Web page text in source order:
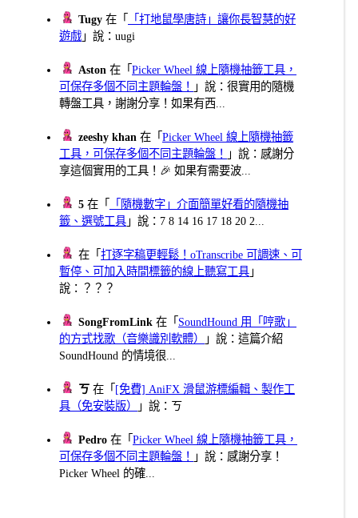
Tugy 在「
「打地鼠學唐詩」讓你長智慧的好
遊戲 」說：uugi
Aston 在「Picker Wheel 線上隨機抽籤工具，
可保存多個不同主題輪盤！
」說：很實用的隨機
轉盤工具，謝謝分享！如果有西...
zeeshy khan 在「Picker Wheel 線上隨機抽籤
工具，可保存多個不同主題輪盤！
」說：感謝分
享這個實用的工具！🎉 如果有需要波...
5 在「
「隨機數字」介面簡單好看的隨機抽
籤、選號工具 」說：7 8 14 16 17 18 20 2...
在「打逐字稿更輕鬆！oTranscribe 可調速、可
暫停、可加入時間標籤的線上聽寫工具 」
說：？？？
SongFromLink 在「 SoundHound 用「哼歌」
的方式找歌（音樂識別軟體）
」說：這篇介紹
SoundHound 的情境很...
ㄎ 在「 [免費] AniFX 滑鼠游標編輯、製作工
具（免安裝版）
」說：ㄎ
Pedro 在「Picker Wheel 線上隨機抽籤工具，
可保存多個不同主題輪盤！
」說：感謝分享！
Picker Wheel 的確...